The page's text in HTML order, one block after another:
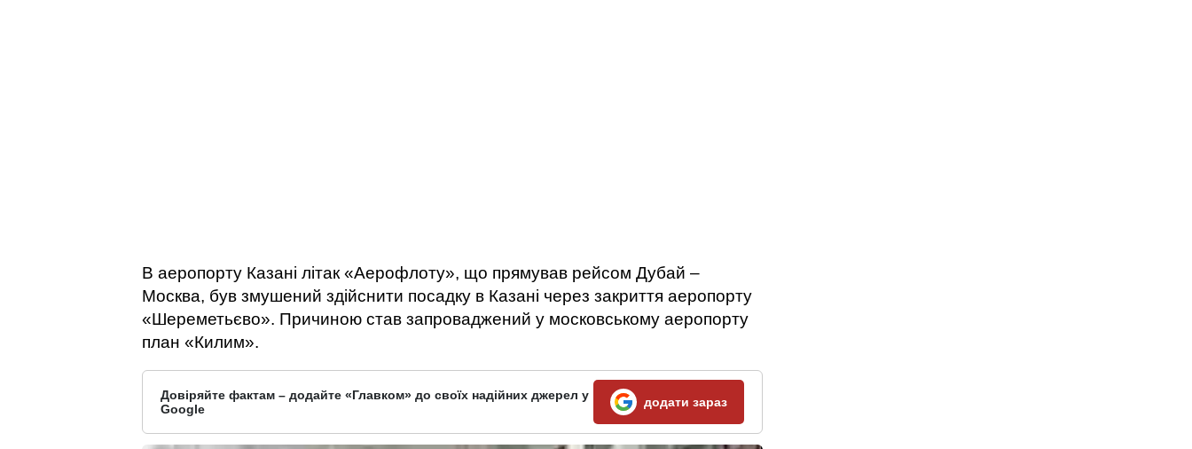
В аеропорту Казані літак «Аерофлоту», що прямував рейсом Дубай –
Москва, був змушений здійснити посадку в Казані через закриття аеропорту
«Шереметьєво». Причиною став запроваджений у московському аеропорту
план «Килим».
Довіряйте фактам – додайте «Главком» до своїх надійних джерел у
Google
додати зараз